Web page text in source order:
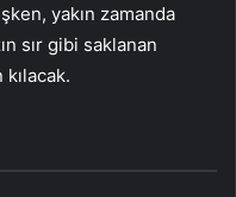
yakın zamanda
sır gibi saklanan